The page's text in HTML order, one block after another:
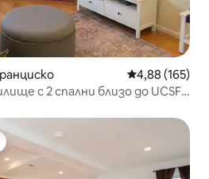
Средна
4,88 (165)
с 2 спални близо до UCSF,
гостите